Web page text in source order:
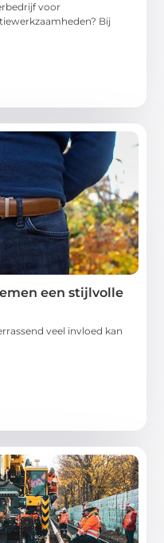
voor
Bij
een stijlvolle
veel invloed kan